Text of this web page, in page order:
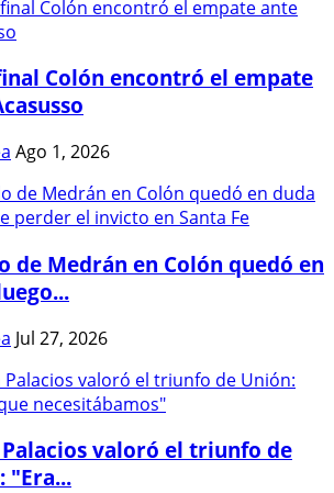
Colón encontró el empate
Ago 1, 2026
de Medrán en Colón quedó en
Jul 27, 2026
Palacios valoró el triunfo de
"Era...